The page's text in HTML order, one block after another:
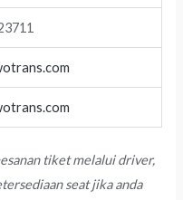
tiket melalui driver,
seat jika anda